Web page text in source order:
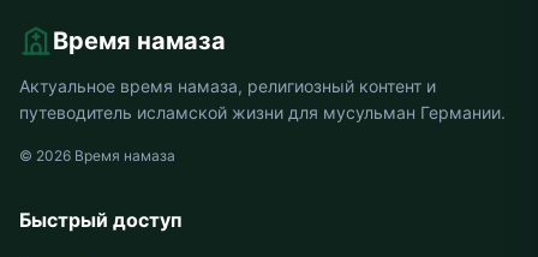
Время намаза
Актуальное время намаза, религиозный контент и
путеводитель исламской жизни для мусульман Германии.
© 2026 Время намаза
Быстрый доступ